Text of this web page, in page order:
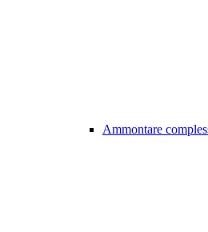
Ammontare